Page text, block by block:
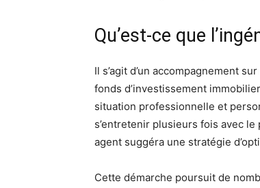
Qu’est-ce que
Il s’agit d’un accompagnement
fonds d’investissement
situation professionnelle et
s’entretenir plusieurs fois avec
agent suggéra une stratégie
Cette démarche poursuit de